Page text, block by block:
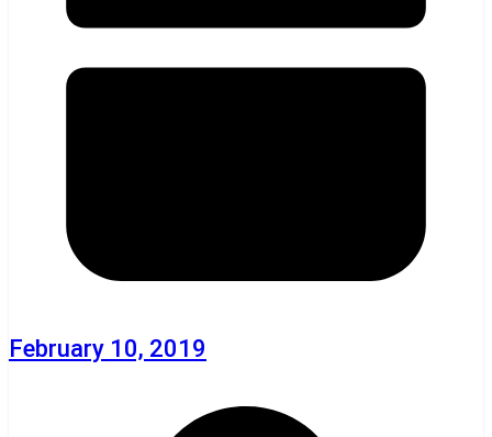
February 10, 2019